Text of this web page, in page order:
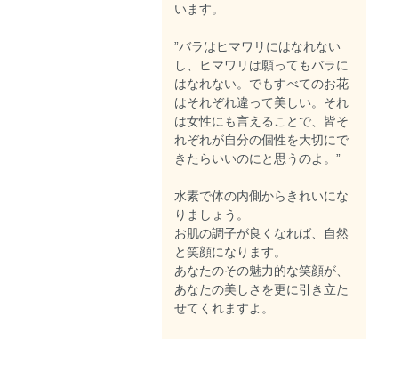
います。
”バラはヒマワリにはなれない
し、ヒマワリは願ってもバラに
はなれない。でもすべてのお花
はそれぞれ違って美しい。それ
は女性にも言えることで、皆そ
れぞれが自分の個性を大切にで
きたらいいのにと思うのよ。”
水素で体の内側からきれいにな
りましょう。
お肌の調子が良くなれば、自然
と笑顔になります。
あなたのその魅力的な笑顔が、
あなたの美しさを更に引き立た
せてくれますよ。